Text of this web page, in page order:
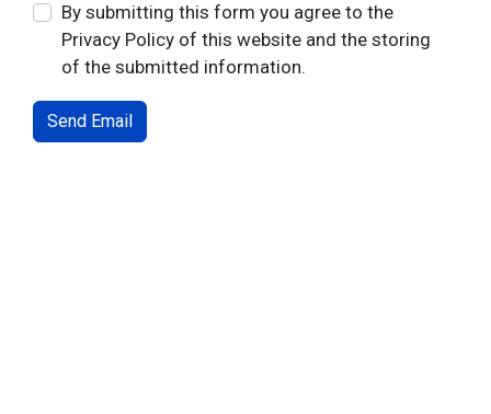
By submitting this form you agree to the
Privacy Policy of this website and the storing
of the submitted information.
Send Email